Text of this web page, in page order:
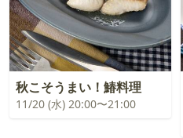
秋こそうまい！鰆料理
11/20 (水) 20:00〜21:00